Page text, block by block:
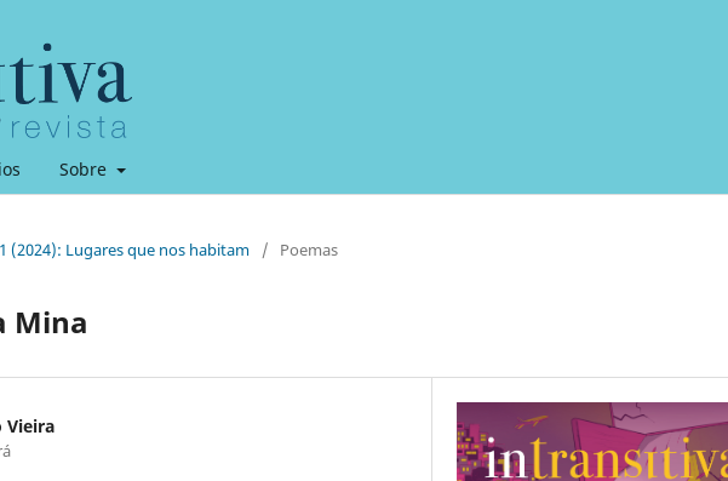
Sobre
(2024): Lugares que nos habitam / Poemas
Mina
Vieira